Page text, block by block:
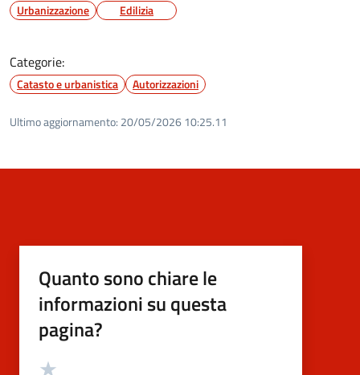
Urbanizzazione Edilizia
Categorie:
Catasto e urbanistica Autorizzazioni
Ultimo aggiornamento: 20/05/2026 10:25.11
Quanto sono chiare le
informazioni su questa
pagina?
Valutazione